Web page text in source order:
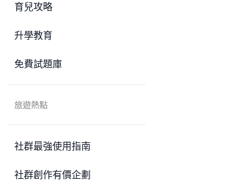
育兒攻略
升學教育
免費試題庫
旅遊熱點
社群最強使用指南
社群創作有價企劃